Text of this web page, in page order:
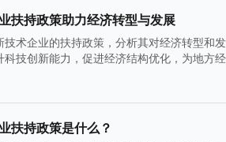
扶持政策助力经济转型与发展
术企业的扶持政策，分析其对经济转型和
技创新能力，促进经济结构优化，为地方
扶持政策是什么？